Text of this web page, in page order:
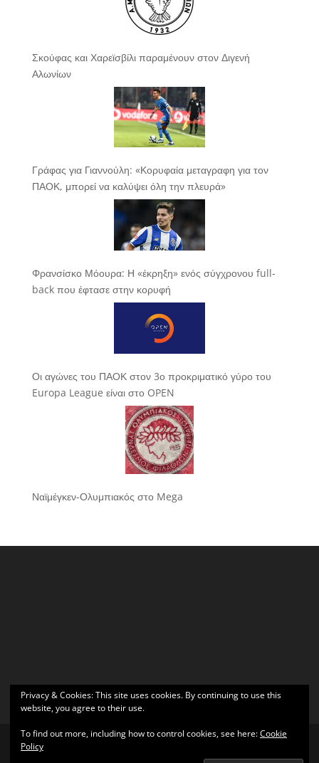
Σκούφας και Χαρεϊσβίλι παραμένουν στον Διγενή
Αλωνίων
Γράφας για Γιαννούλη: «Κορυφαία μεταγραφη για τον
ΠΑΟΚ, μπορεί να καλύψει όλη την πλευρά»
Φρανσίσκο Μόουρα: Η «έκρηξη» ενός σύγχρονου full-
back που έφτασε στην κορυφή
Οι αγώνες του ΠΑΟΚ στον 3ο προκριματικό γύρο του
Europa League είναι στο OPEN
Ναϊμέγκεν-Ολυμπιακός στο Mega
Privacy & Cookies: This site uses cookies. By continuing to use this
website, you agree to their use.
To find out more, including how to control cookies, see here:Cookie
Policy